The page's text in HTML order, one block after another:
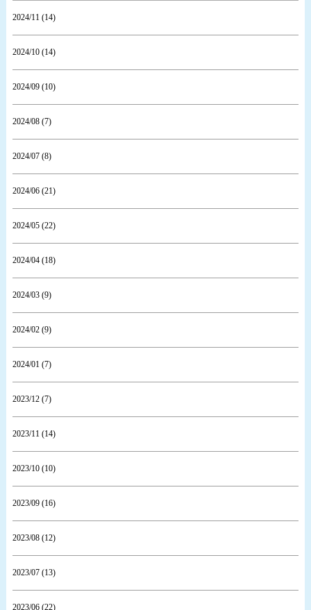
2024/11 (14)
2024/10 (14)
2024/09 (10)
2024/08 (7)
2024/07 (8)
2024/06 (21)
2024/05 (22)
2024/04 (18)
2024/03 (9)
2024/02 (9)
2024/01 (7)
2023/12 (7)
2023/11 (14)
2023/10 (10)
2023/09 (16)
2023/08 (12)
2023/07 (13)
2023/06 (22)